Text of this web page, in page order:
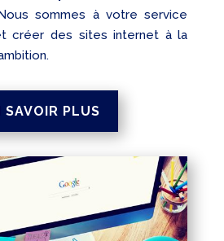
sommes à votre service
créer des sites internet à la
SAVOIR PLUS